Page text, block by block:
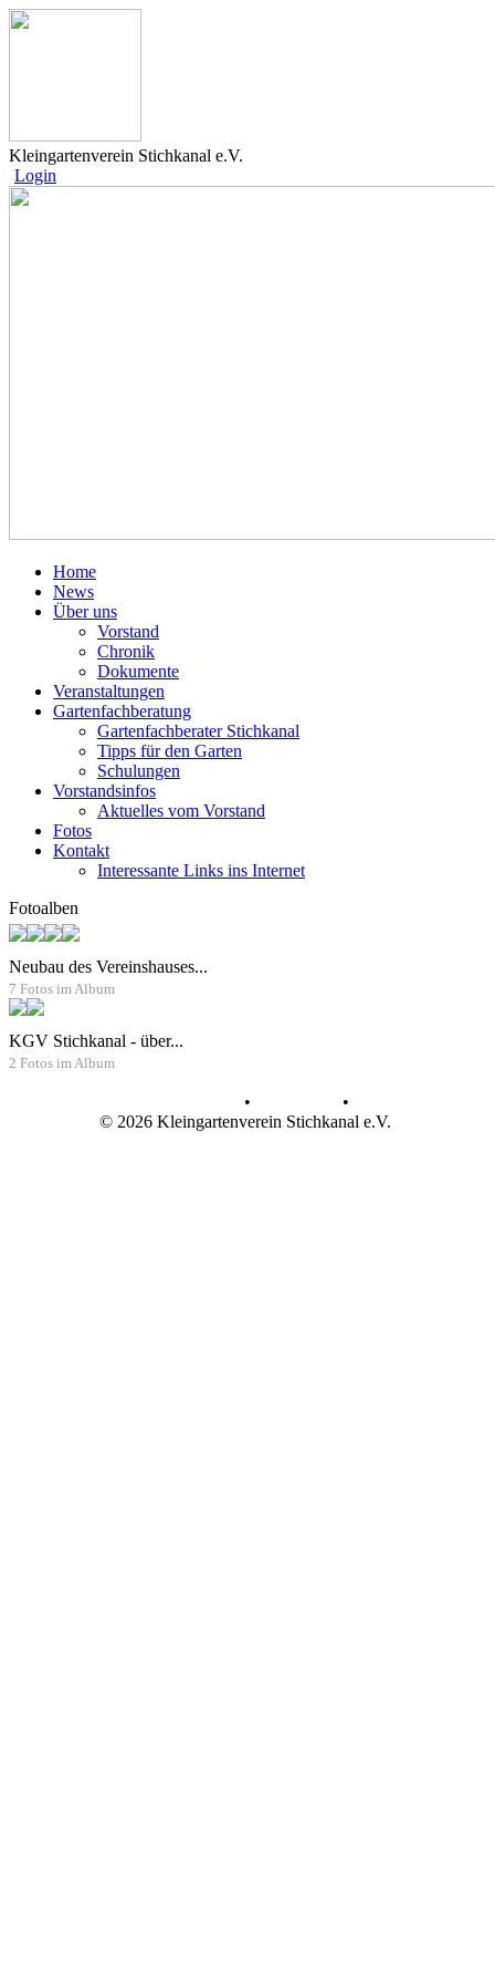
Kleingartenverein Stichkanal e.V.
Login
Home
News
Über uns
Vorstand
Chronik
Dokumente
Veranstaltungen
Gartenfachberatung
Gartenfachberater Stichkanal
Tipps für den Garten
Schulungen
Vorstandsinfos
Aktuelles vom Vorstand
Fotos
Kontakt
Interessante Links ins Internet
Fotoalben
Neubau des Vereinshauses...
7 Fotos im Album
KGV Stichkanal - über...
2 Fotos im Album
•
•
© 2026 Kleingartenverein Stichkanal e.V.